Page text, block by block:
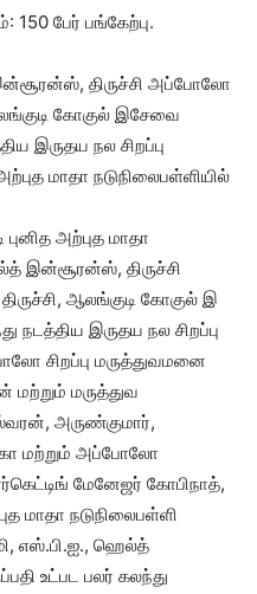
150 பேர் பங்கேற்பு.
திருச்சி அப்போலோ
கோகுல் இசேவை
இருதய நல சிறப்பு
மாதா நடுநிலைபள்ளியில்
அற்புத மாதா
இன்சூரன்ஸ், திருச்சி
ஆலங்குடி கோகுல் இ
இருதய நல சிறப்பு
சிறப்பு மருத்துவமனை
மற்றும் மருத்துவ
அருண்குமார்,
மற்றும் அப்போலோ
மேனேஜர் கோபிநாத்,
மாதா நடுநிலைபள்ளி
எஸ்.பி.ஐ., ஹெல்த்
உட்பட பலர் கலந்து